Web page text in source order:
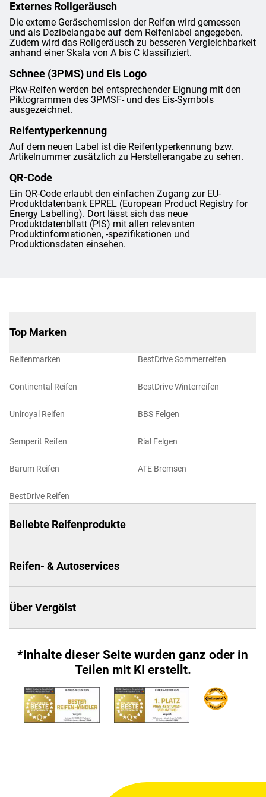
Externes Rollgeräusch
Die externe Geräschemission der Reifen wird gemessen
und als Dezibelangabe auf dem Reifenlabel angegeben.
Zudem wird das Rollgeräusch zu besseren Vergleichbarkeit
anhand einer Skala von A bis C klassifiziert.
Schnee (3PMS) und Eis Logo
Pkw-Reifen werden bei entsprechender Eignung mit den
Piktogrammen des 3PMSF- und des Eis-Symbols
ausgezeichnet.
Reifentyperkennung
Auf dem neuen Label ist die Reifentyperkennung bzw.
Artikelnummer zusätzlich zu Herstellerangabe zu sehen.
QR-Code
Ein QR-Code erlaubt den einfachen Zugang zur EU-
Produktdatenbank EPREL (European Product Registry for
Energy Labelling). Dort lässt sich das neue
Produktdatenbllatt (PIS) mit allen relevanten
Produktinformationen, -spezifikationen und
Produktionsdaten einsehen.
Top Marken
Reifenmarken
Continental Reifen
Uniroyal Reifen
Semperit Reifen
Barum Reifen
BestDrive Reifen
BestDrive Sommerreifen
BestDrive Winterreifen
BBS Felgen
Rial Felgen
ATE Bremsen
Beliebte Reifenprodukte
Reifen- & Autoservices
Über Vergölst
*Inhalte dieser Seite wurden ganz oder in
Teilen mit KI erstellt.